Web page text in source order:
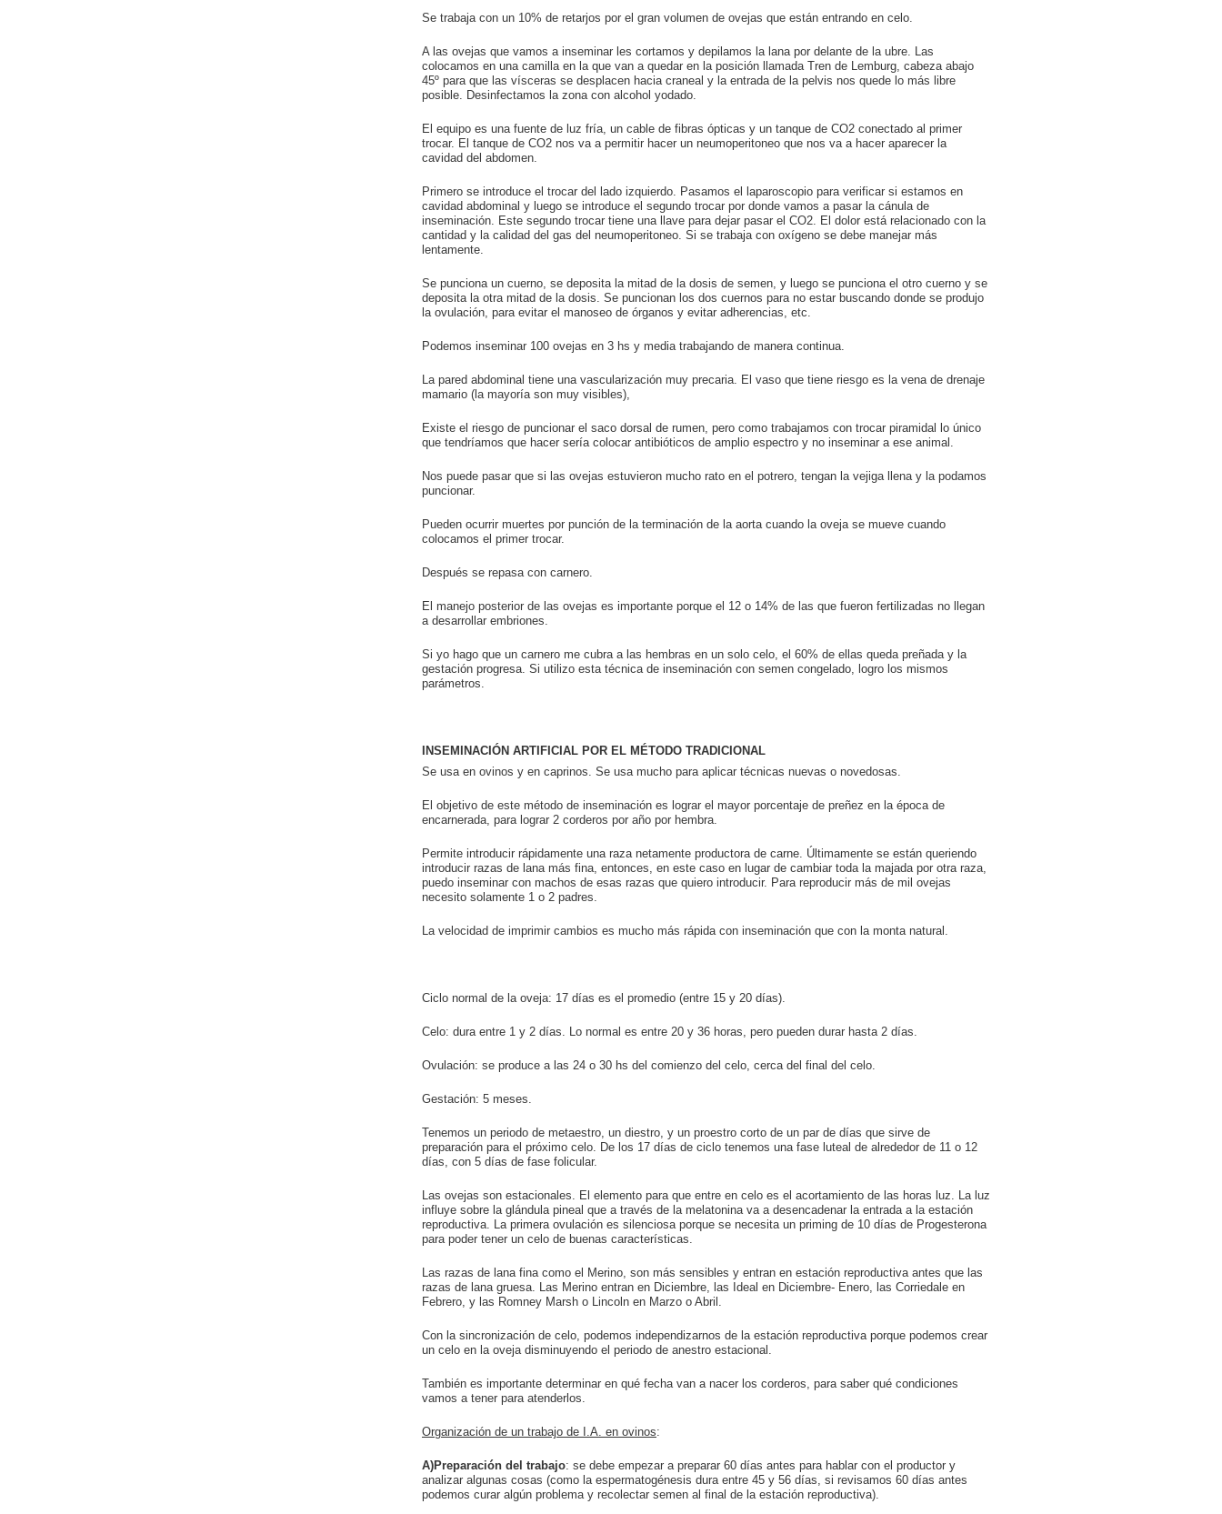
Se trabaja con un 10% de retarjos por el gran volumen de ovejas que están entrando en celo.
A las ovejas que vamos a inseminar les cortamos y depilamos la lana por delante de la ubre. Las
colocamos en una camilla en la que van a quedar en la posición llamada Tren de Lemburg, cabeza abajo
45º para que las vísceras se desplacen hacia craneal y la entrada de la pelvis nos quede lo más libre
posible. Desinfectamos la zona con alcohol yodado.
El equipo es una fuente de luz fría, un cable de fibras ópticas y un tanque de CO2 conectado al primer
trocar. El tanque de CO2 nos va a permitir hacer un neumoperitoneo que nos va a hacer aparecer la
cavidad del abdomen.
Primero se introduce el trocar del lado izquierdo. Pasamos el laparoscopio para verificar si estamos en
cavidad abdominal y luego se introduce el segundo trocar por donde vamos a pasar la cánula de
inseminación. Este segundo trocar tiene una llave para dejar pasar el CO2. El dolor está relacionado con la
cantidad y la calidad del gas del neumoperitoneo. Si se trabaja con oxígeno se debe manejar más
lentamente.
Se punciona un cuerno, se deposita la mitad de la dosis de semen, y luego se punciona el otro cuerno y se
deposita la otra mitad de la dosis. Se puncionan los dos cuernos para no estar buscando donde se produjo
la ovulación, para evitar el manoseo de órganos y evitar adherencias, etc.
Podemos inseminar 100 ovejas en 3 hs y media trabajando de manera continua.
La pared abdominal tiene una vascularización muy precaria. El vaso que tiene riesgo es la vena de drenaje
mamario (la mayoría son muy visibles),
Existe el riesgo de puncionar el saco dorsal de rumen, pero como trabajamos con trocar piramidal lo único
que tendríamos que hacer sería colocar antibióticos de amplio espectro y no inseminar a ese animal.
Nos puede pasar que si las ovejas estuvieron mucho rato en el potrero, tengan la vejiga llena y la podamos
puncionar.
Pueden ocurrir muertes por punción de la terminación de la aorta cuando la oveja se mueve cuando
colocamos el primer trocar.
Después se repasa con carnero.
El manejo posterior de las ovejas es importante porque el 12 o 14% de las que fueron fertilizadas no llegan
a desarrollar embriones.
Si yo hago que un carnero me cubra a las hembras en un solo celo, el 60% de ellas queda preñada y la
gestación progresa. Si utilizo esta técnica de inseminación con semen congelado, logro los mismos
parámetros.
INSEMINACIÓN ARTIFICIAL POR EL MÉTODO TRADICIONAL
Se usa en ovinos y en caprinos. Se usa mucho para aplicar técnicas nuevas o novedosas.
El objetivo de este método de inseminación es lograr el mayor porcentaje de preñez en la época de
encarnerada, para lograr 2 corderos por año por hembra.
Permite introducir rápidamente una raza netamente productora de carne. Últimamente se están queriendo
introducir razas de lana más fina, entonces, en este caso en lugar de cambiar toda la majada por otra raza,
puedo inseminar con machos de esas razas que quiero introducir. Para reproducir más de mil ovejas
necesito solamente 1 o 2 padres.
La velocidad de imprimir cambios es mucho más rápida con inseminación que con la monta natural.
Ciclo normal de la oveja: 17 días es el promedio (entre 15 y 20 días).
Celo: dura entre 1 y 2 días. Lo normal es entre 20 y 36 horas, pero pueden durar hasta 2 días.
Ovulación: se produce a las 24 o 30 hs del comienzo del celo, cerca del final del celo.
Gestación: 5 meses.
Tenemos un periodo de metaestro, un diestro, y un proestro corto de un par de días que sirve de
preparación para el próximo celo. De los 17 días de ciclo tenemos una fase luteal de alrededor de 11 o 12
días, con 5 días de fase folicular.
Las ovejas son estacionales. El elemento para que entre en celo es el acortamiento de las horas luz. La luz
influye sobre la glándula pineal que a través de la melatonina va a desencadenar la entrada a la estación
reproductiva. La primera ovulación es silenciosa porque se necesita un priming de 10 días de Progesterona
para poder tener un celo de buenas características.
Las razas de lana fina como el Merino, son más sensibles y entran en estación reproductiva antes que las
razas de lana gruesa. Las Merino entran en Diciembre, las Ideal en Diciembre- Enero, las Corriedale en
Febrero, y las Romney Marsh o Lincoln en Marzo o Abril.
Con la sincronización de celo, podemos independizarnos de la estación reproductiva porque podemos crear
un celo en la oveja disminuyendo el periodo de anestro estacional.
También es importante determinar en qué fecha van a nacer los corderos, para saber qué condiciones
vamos a tener para atenderlos.
Organización de un trabajo de I.A. en ovinos:
A)Preparación del trabajo: se debe empezar a preparar 60 días antes para hablar con el productor y
analizar algunas cosas (como la espermatogénesis dura entre 45 y 56 días, si revisamos 60 días antes
podemos curar algún problema y recolectar semen al final de la estación reproductiva).